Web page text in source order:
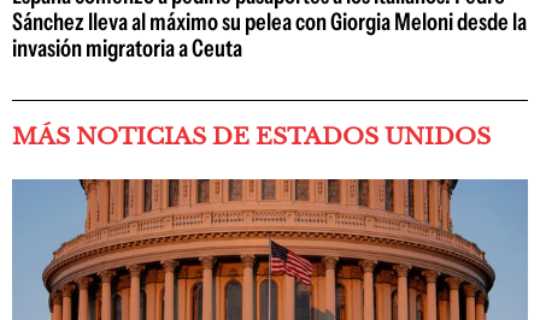
Sánchez lleva al máximo su pelea con Giorgia Meloni desde la
invasión migratoria a Ceuta
MÁS NOTICIAS DE ESTADOS UNIDOS